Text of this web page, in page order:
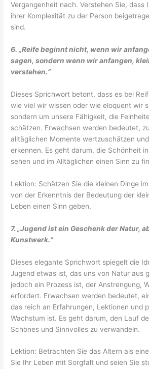
Vergangenheit nach. Verstehen Sie, dass
ihrer Komplexität zu der Person
sind.
6. „Reife beginnt nicht, wenn wir
sagen, sondern wenn wir anfangen,
verstehen.“
Dieses Sprichwort betont, dass es bei
wie viel wir wissen oder wie eloquent wir
sondern um unsere Fähigkeit, die
schätzen. Erwachsen werden bedeutet,
alltäglichen Momente wertzuschätzen
erkennen. Es geht darum, die Schönheit
sehen und im Alltäglichen einen Sinn zu
Lektion: Schätzen Sie die kleinen Dinge
von der Erkenntnis der Bedeutung der
Leben einen Sinn geben.
7. „Jugend ist ein Geschenk der Natur,
Kunstwerk.“
Dieses elegante Sprichwort spiegelt die
Jugend etwas ist, das uns von Natur aus
jedoch ein Prozess ist, der Anstrengung,
erfordert. Erwachsen werden bedeutet,
das reich an Erfahrungen, Lektionen und
Wachstum ist. Es geht darum, den Lauf
Schönes und Sinnvolles zu verwandeln.
Lektion: Betrachten Sie das Altern als
Sie Ihr Leben mit Sorgfalt und seien Sie